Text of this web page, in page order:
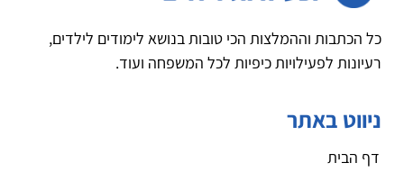
כל הכתבות וההמלצות הכי טובות בנושא לימודים לילדים,
רעיונות לפעילויות כיפיות לכל המשפחה ועוד.
ניווט באתר
דף הבית